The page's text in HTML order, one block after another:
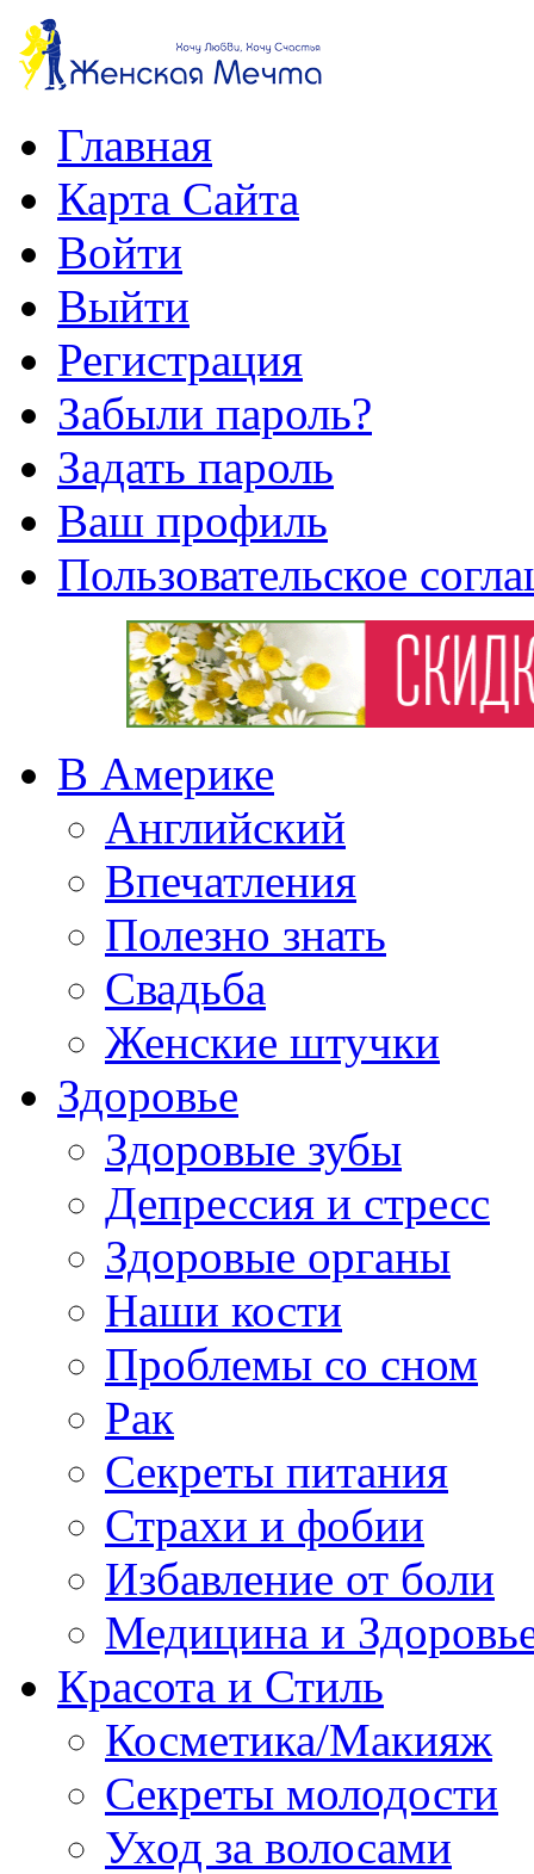
Главная
Карта Сайта
Войти
Выйти
Регистрация
Забыли пароль?
Задать пароль
Ваш профиль
Пользовательское
В Америке
Английский
Впечатления
Полезно знать
Свадьба
Женские штучки
Здоровье
Здоровые зубы
Депрессия и стресс
Здоровые органы
Наши кости
Проблемы со сном
Рак
Секреты питания
Страхи и фобии
Избавление от боли
Медицина и
Красота и Стиль
Косметика/Макияж
Секреты молодости
Уход за волосами